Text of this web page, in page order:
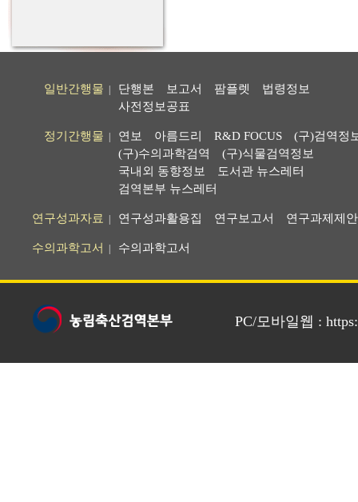
일반간행물 단행본 보고서 팜플렛
법령정보
사전정보공표
정기간행물 연보 아름드리 R&D FOCUS
(구)검역정
(구)수의과학검역
(구)식물검역정보
국내외 동향정보
도서관 뉴스레터
검역본부 뉴스레터
연구성과자료 연구성과활용집 연구보고서 연구과제제
수의과학고서 수의과학고서
PC/모바일웹 :